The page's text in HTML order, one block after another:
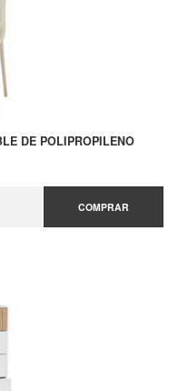
DE POLIPROPILENO
COMPRAR